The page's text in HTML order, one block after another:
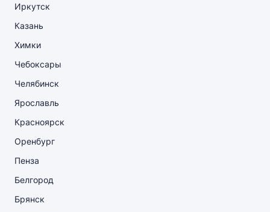
Иркутск
Казань
Химки
Чебоксары
Челябинск
Ярославль
Красноярск
Оренбург
Пенза
Белгород
Брянск